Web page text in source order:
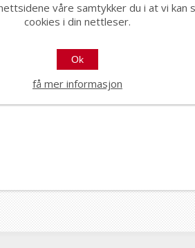
våre samtykker du i at vi kan
cookies i din nettleser.
Ok
få mer informasjon